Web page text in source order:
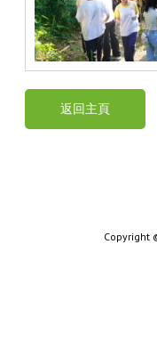
返回主頁
Copyright